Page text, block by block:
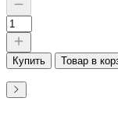
Купить Товар в